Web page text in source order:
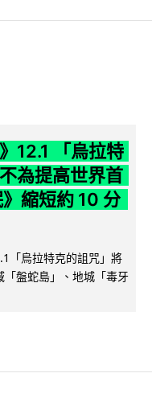
12.1 「烏拉特
為提高世界首
縮短約 10 分
「烏拉特克的詛咒」將
盤蛇島」、地城「毒牙